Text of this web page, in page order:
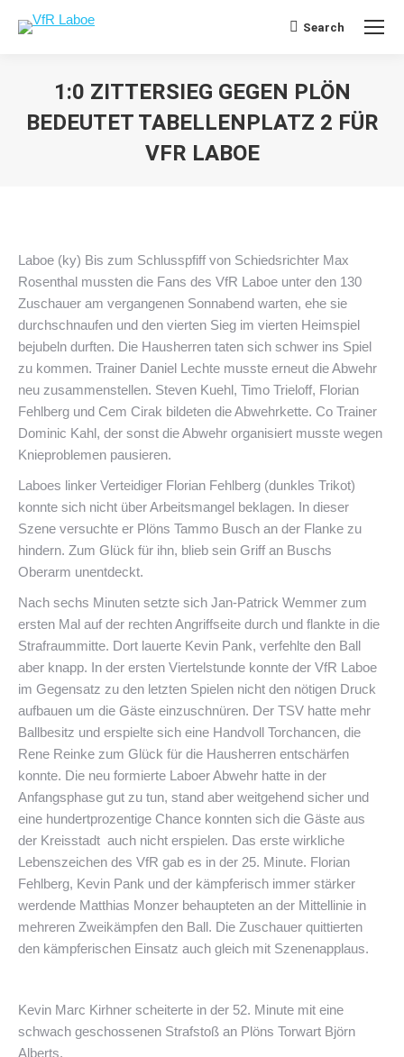
Search:
Search
1:0 ZITTERSIEG GEGEN PLÖN
BEDEUTET TABELLENPLATZ 2 FÜR
VFR LABOE
Laboe (ky) Bis zum Schlusspfiff von Schiedsrichter Max
Rosenthal mussten die Fans des VfR Laboe unter den 130
Zuschauer am vergangenen Sonnabend warten, ehe sie
durchschnaufen und den vierten Sieg im vierten Heimspiel
bejubeln durften. Die Hausherren taten sich schwer ins Spiel
zu kommen. Trainer Daniel Lechte musste erneut die Abwehr
neu zusammenstellen. Steven Kuehl, Timo Trieloff, Florian
Fehlberg und Cem Cirak bildeten die Abwehrkette. Co Trainer
Dominic Kahl, der sonst die Abwehr organisiert musste wegen
Knieproblemen pausieren.
Laboes linker Verteidiger Florian Fehlberg (dunkles Trikot)
konnte sich nicht über Arbeitsmangel beklagen. In dieser
Szene versuchte er Plöns Tammo Busch an der Flanke zu
hindern. Zum Glück für ihn, blieb sein Griff an Buschs
Oberarm unentdeckt.
Nach sechs Minuten setzte sich Jan-Patrick Wemmer zum
ersten Mal auf der rechten Angriffseite durch und flankte in die
Strafraummitte. Dort lauerte Kevin Pank, verfehlte den Ball
aber knapp. In der ersten Viertelstunde konnte der VfR Laboe
im Gegensatz zu den letzten Spielen nicht den nötigen Druck
aufbauen um die Gäste einzuschnüren. Der TSV hatte mehr
Ballbesitz und erspielte sich eine Handvoll Torchancen, die
Rene Reinke zum Glück für die Hausherren entschärfen
konnte. Die neu formierte Laboer Abwehr hatte in der
Anfangsphase gut zu tun, stand aber weitgehend sicher und
eine hundertprozentige Chance konnten sich die Gäste aus
der Kreisstadt auch nicht erspielen. Das erste wirkliche
Lebenszeichen des VfR gab es in der 25. Minute. Florian
Fehlberg, Kevin Pank und der kämpferisch immer stärker
werdende Matthias Monzer behaupteten an der Mittellinie in
mehreren Zweikämpfen den Ball. Die Zuschauer quittierten
den kämpferischen Einsatz auch gleich mit Szenenapplaus.
Kevin Marc Kirhner scheiterte in der 52. Minute mit eine
schwach geschossenen Strafstoß an Plöns Torwart Björn
Alberts.